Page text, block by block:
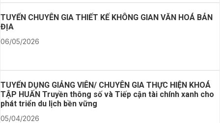
TUYỂN CHUYÊN GIA THIẾT KẾ KHÔNG GIAN VĂN HOÁ BẢN
ĐỊA
06/05/2026
TUYỂN DỤNG GIẢNG VIÊN/ CHUYÊN GIA THỰC HIỆN KHOÁ
TẬP HUẤN Truyền thông số và Tiếp cận tài chính xanh cho
phát triển du lịch bền vững
05/04/2026